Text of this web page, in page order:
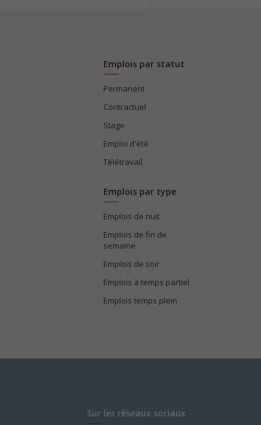
Emplois par statut
Permanent
Contractuel
Stage
Emploi d'été
Télétravail
Emplois par type
Emplois de nuit
Emplois de fin de
semaine
Emplois de soir
Emplois à temps partiel
Emplois temps plein
Sur les réseaux sociaux